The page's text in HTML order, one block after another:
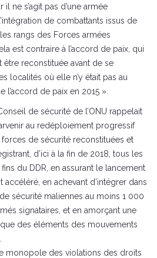
ne s’agit pas d’une armée
de combattants issus de
rangs des Forces armées
est contraire à l’accord de paix, qui
être reconstituée avant de se
localités où elle n’y était pas au
l’accord de paix en 2015 ».
de sécurité de l’ONU rappelait
au redéploiement progressif
de sécurité reconstituées et
d’ici à la fin de 2018, tous les
du DDR, en assurant le lancement
accéléré, en achevant d’intégrer dans
sécurité maliennes au moins 1 000
signataires, et en amorçant une
des éléments des mouvements
monopole des violations des droits